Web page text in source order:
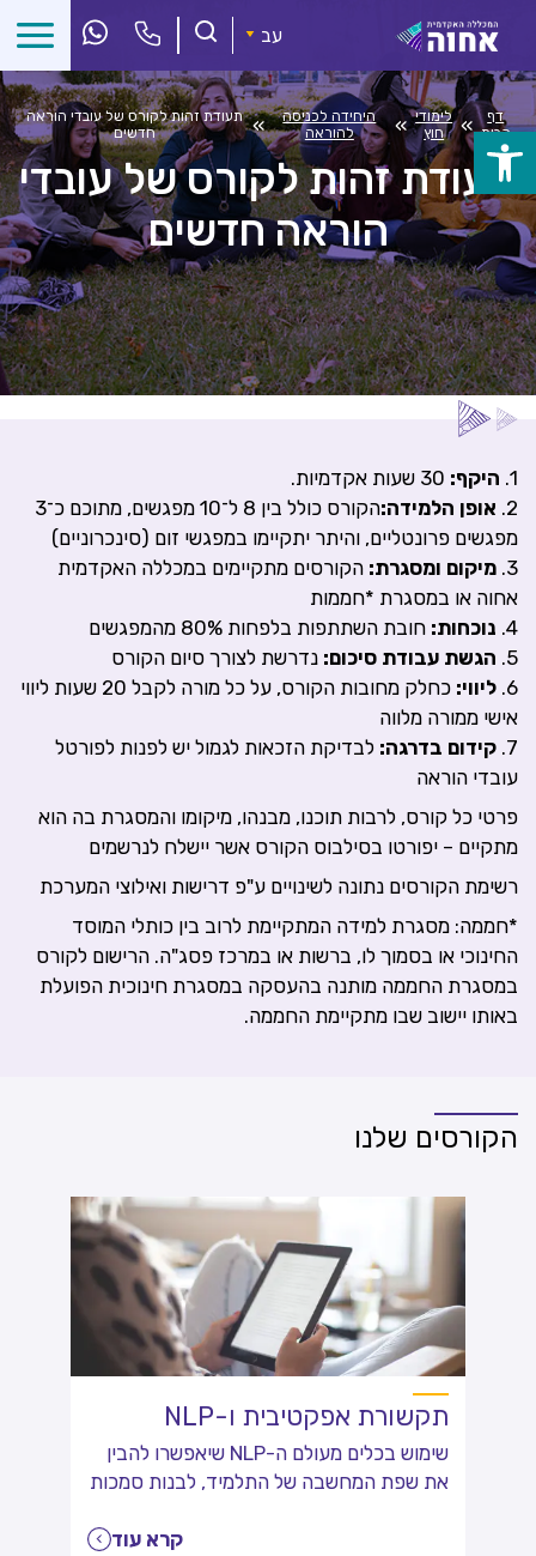
פתח
סרגל
נגישות
התוכן
עב
דף
הבית » לימודי
חוץ
»
היחידה לכניסה
להוראה
» תעודת זהות לקורס של עובדי הוראה
חדשים
תעודת זהות לקורס של עובדי
הוראה חדשים
1. היקף:
2. אופן הלמידה:
הקורס כולל בין 8 ל־10 מפגשים, מתוכם כ־3
מפגשים פרונטליים, והיתר יתקיימו במפגשי זום (סינכרוניים)
3. מיקום ומסגרת: הקורסים מתקיימים במכללה האקדמית
אחוה או במסגרת *חממות
4. נוכחות: חובת השתתפות בלפחות 80% מהמפגשים
5. הגשת עבודת סיכום: נדרשת לצורך סיום הקורס
6. ליווי:
כחלק מחובות הקורס, על כל מורה לקבל 20 שעות ליווי
אישי ממורה מלווה
7. קידום בדרגה: לבדיקת הזכאות לגמול יש לפנות לפורטל
עובדי הוראה
פרטי כל קורס, לרבות תוכנו, מבנהו, מיקומו והמסגרת בה הוא
מתקיים – יפורטו בסילבוס הקורס אשר יישלח לנרשמים
רשימת הקורסים נתונה לשינויים ע"פ דרישות ואילוצי המערכת
*חממה: מסגרת למידה המתקיימת לרוב בין כותלי המוסד
החינוכי או בסמוך לו, ברשות או במרכז פסג"ה. הרישום לקורס
במסגרת החממה מותנה בהעסקה במסגרת חינוכית הפועלת
באותו יישוב שבו מתקיימת החממה.
הקורסים שלנו
תקשורת אפקטיבית ו-NLP
שימוש בכלים מעולם ה-NLP שיאפשרו להבין
את שפת המחשבה של התלמיד, לבנות סמכות
קרא עוד